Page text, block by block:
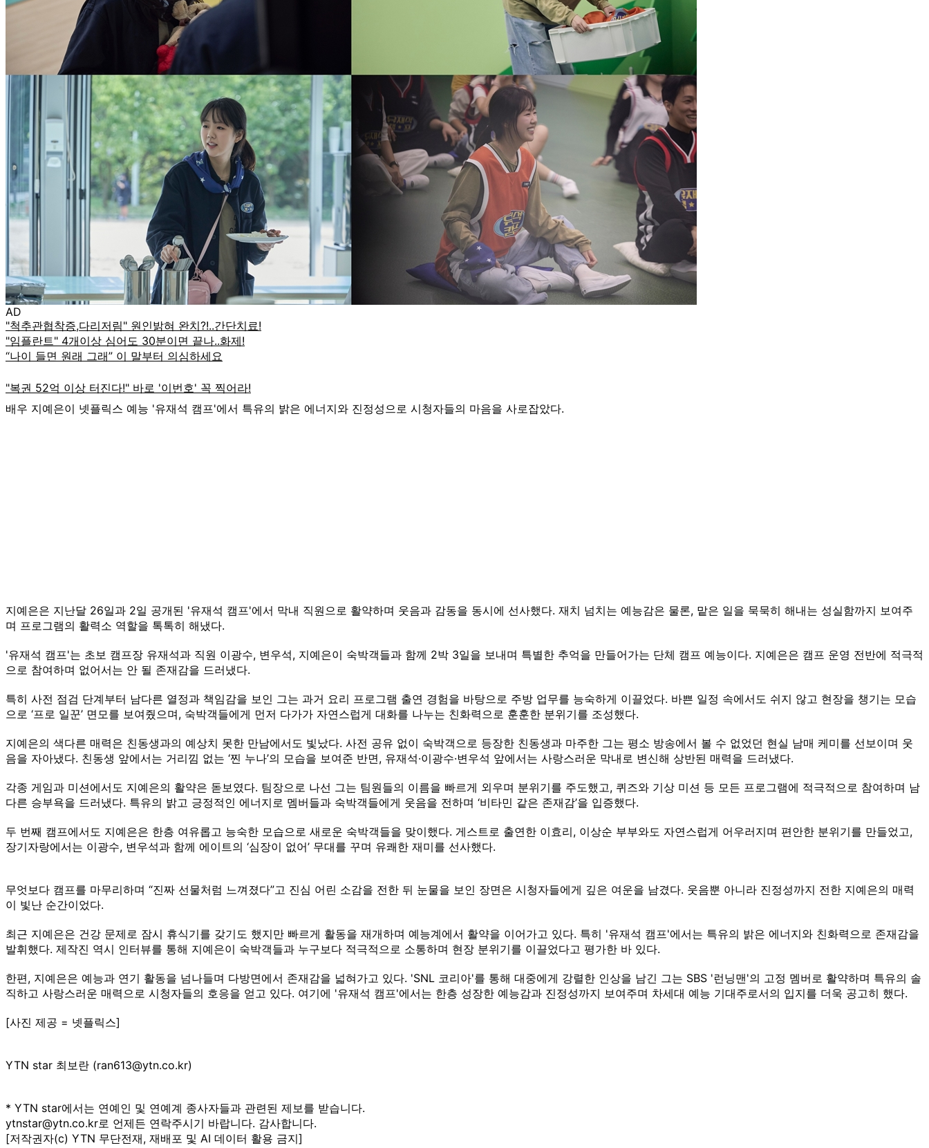
AD
배우 지예은이 넷플릭스 예능 '유재석 캠프'에서 특유의 밝은 에너지와 진정성으로 시청자들의 마음을 사로잡았다.
지예은은 지난달 26일과 2일 공개된 '유재석 캠프'에서 막내 직원으로 활약하며 웃음과 감동을 동시에 선사했다. 재치 넘치는 예능감은 물론, 맡은 일을 묵묵히 해내는 성실함까지 보여주
며 프로그램의 활력소 역할을 톡톡히 해냈다.
'유재석 캠프'는 초보 캠프장 유재석과 직원 이광수, 변우석, 지예은이 숙박객들과 함께 2박 3일을 보내며 특별한 추억을 만들어가는 단체 캠프 예능이다. 지예은은 캠프 운영 전반에 적극적
으로 참여하며 없어서는 안 될 존재감을 드러냈다.
특히 사전 점검 단계부터 남다른 열정과 책임감을 보인 그는 과거 요리 프로그램 출연 경험을 바탕으로 주방 업무를 능숙하게 이끌었다. 바쁜 일정 속에서도 쉬지 않고 현장을 챙기는 모습
으로 ‘프로 일꾼’ 면모를 보여줬으며, 숙박객들에게 먼저 다가가 자연스럽게 대화를 나누는 친화력으로 훈훈한 분위기를 조성했다.
지예은의 색다른 매력은 친동생과의 예상치 못한 만남에서도 빛났다. 사전 공유 없이 숙박객으로 등장한 친동생과 마주한 그는 평소 방송에서 볼 수 없었던 현실 남매 케미를 선보이며 웃
음을 자아냈다. 친동생 앞에서는 거리낌 없는 ‘찐 누나’의 모습을 보여준 반면, 유재석·이광수·변우석 앞에서는 사랑스러운 막내로 변신해 상반된 매력을 드러냈다.
각종 게임과 미션에서도 지예은의 활약은 돋보였다. 팀장으로 나선 그는 팀원들의 이름을 빠르게 외우며 분위기를 주도했고, 퀴즈와 기상 미션 등 모든 프로그램에 적극적으로 참여하며 남
다른 승부욕을 드러냈다. 특유의 밝고 긍정적인 에너지로 멤버들과 숙박객들에게 웃음을 전하며 ‘비타민 같은 존재감’을 입증했다.
두 번째 캠프에서도 지예은은 한층 여유롭고 능숙한 모습으로 새로운 숙박객들을 맞이했다. 게스트로 출연한 이효리, 이상순 부부와도 자연스럽게 어우러지며 편안한 분위기를 만들었고,
장기자랑에서는 이광수, 변우석과 함께 에이트의 ‘심장이 없어’ 무대를 꾸며 유쾌한 재미를 선사했다.
무엇보다 캠프를 마무리하며 “진짜 선물처럼 느껴졌다”고 진심 어린 소감을 전한 뒤 눈물을 보인 장면은 시청자들에게 깊은 여운을 남겼다. 웃음뿐 아니라 진정성까지 전한 지예은의 매력
이 빛난 순간이었다.
최근 지예은은 건강 문제로 잠시 휴식기를 갖기도 했지만 빠르게 활동을 재개하며 예능계에서 활약을 이어가고 있다. 특히 '유재석 캠프'에서는 특유의 밝은 에너지와 친화력으로 존재감을
발휘했다. 제작진 역시 인터뷰를 통해 지예은이 숙박객들과 누구보다 적극적으로 소통하며 현장 분위기를 이끌었다고 평가한 바 있다.
한편, 지예은은 예능과 연기 활동을 넘나들며 다방면에서 존재감을 넓혀가고 있다. 'SNL 코리아'를 통해 대중에게 강렬한 인상을 남긴 그는 SBS '런닝맨'의 고정 멤버로 활약하며 특유의 솔
직하고 사랑스러운 매력으로 시청자들의 호응을 얻고 있다. 여기에 '유재석 캠프'에서는 한층 성장한 예능감과 진정성까지 보여주며 차세대 예능 기대주로서의 입지를 더욱 공고히 했다.
[사진 제공 = 넷플릭스]
YTN star 최보란 (ran613@ytn.co.kr)
* YTN star에서는 연예인 및 연예계 종사자들과 관련된 제보를 받습니다.
ytnstar@ytn.co.kr로 언제든 연락주시기 바랍니다. 감사합니다.
[저작권자(c) YTN 무단전재, 재배포 및 AI 데이터 활용 금지]